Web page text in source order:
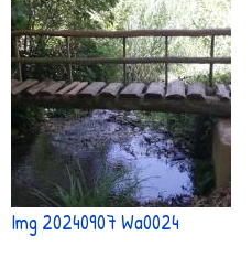
Img 20240907 Wa0024